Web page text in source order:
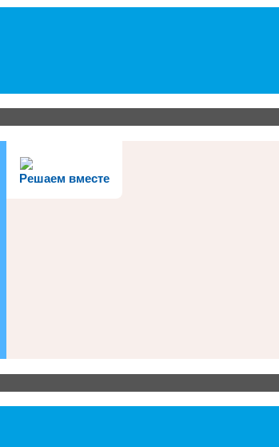
Решаем вместе